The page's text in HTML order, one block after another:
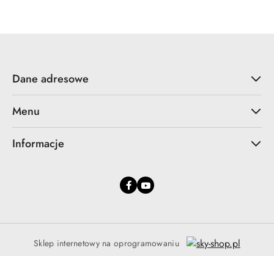
Dane adresowe
Menu
Informacje
Sklep internetowy na oprogramowaniu